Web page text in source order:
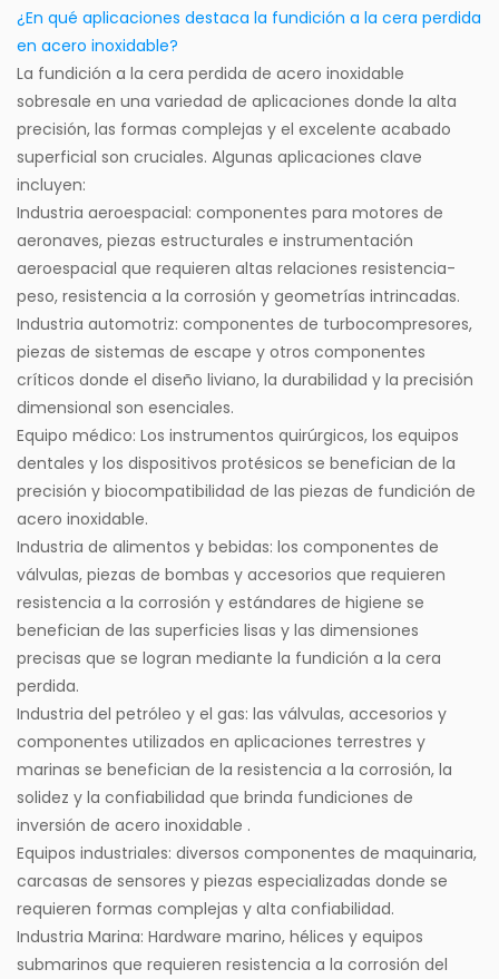
¿En qué aplicaciones destaca la fundición a la cera perdida
en acero inoxidable?
La fundición a la cera perdida de acero inoxidable
sobresale en una variedad de aplicaciones donde la alta
precisión, las formas complejas y el excelente acabado
superficial son cruciales. Algunas aplicaciones clave
incluyen:
Industria aeroespacial: componentes para motores de
aeronaves, piezas estructurales e instrumentación
aeroespacial que requieren altas relaciones resistencia-
peso, resistencia a la corrosión y geometrías intrincadas.
Industria automotriz: componentes de turbocompresores,
piezas de sistemas de escape y otros componentes
críticos donde el diseño liviano, la durabilidad y la precisión
dimensional son esenciales.
Equipo médico: Los instrumentos quirúrgicos, los equipos
dentales y los dispositivos protésicos se benefician de la
precisión y biocompatibilidad de las piezas de fundición de
acero inoxidable.
Industria de alimentos y bebidas: los componentes de
válvulas, piezas de bombas y accesorios que requieren
resistencia a la corrosión y estándares de higiene se
benefician de las superficies lisas y las dimensiones
precisas que se logran mediante la fundición a la cera
perdida.
Industria del petróleo y el gas: las válvulas, accesorios y
componentes utilizados en aplicaciones terrestres y
marinas se benefician de la resistencia a la corrosión, la
solidez y la confiabilidad que brinda fundiciones de
inversión de acero inoxidable .
Equipos industriales: diversos componentes de maquinaria,
carcasas de sensores y piezas especializadas donde se
requieren formas complejas y alta confiabilidad.
Industria Marina: Hardware marino, hélices y equipos
submarinos que requieren resistencia a la corrosión del